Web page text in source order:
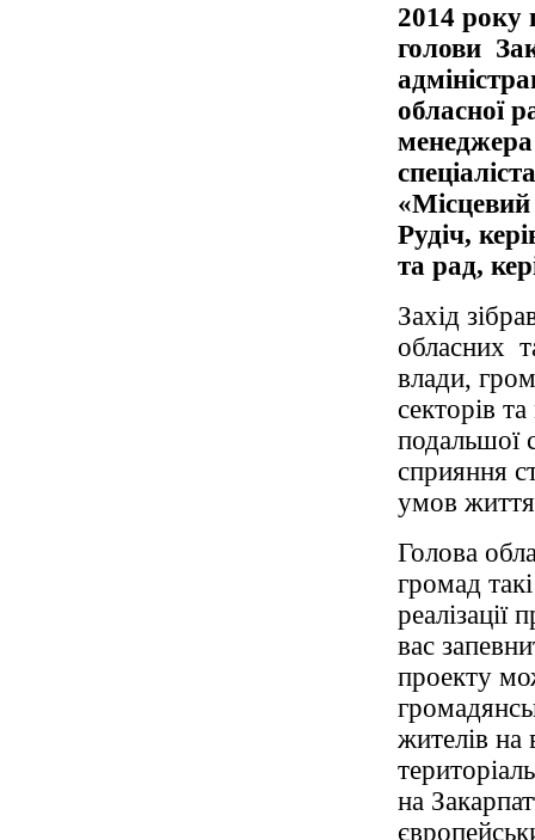
2014 року
голови
обласної
Рудіч,
та рад,
Захід
обласних
влади,
секторів
подальшої
сприяння
умов життя
Голова
громад
вас
проекту
жителів на
на